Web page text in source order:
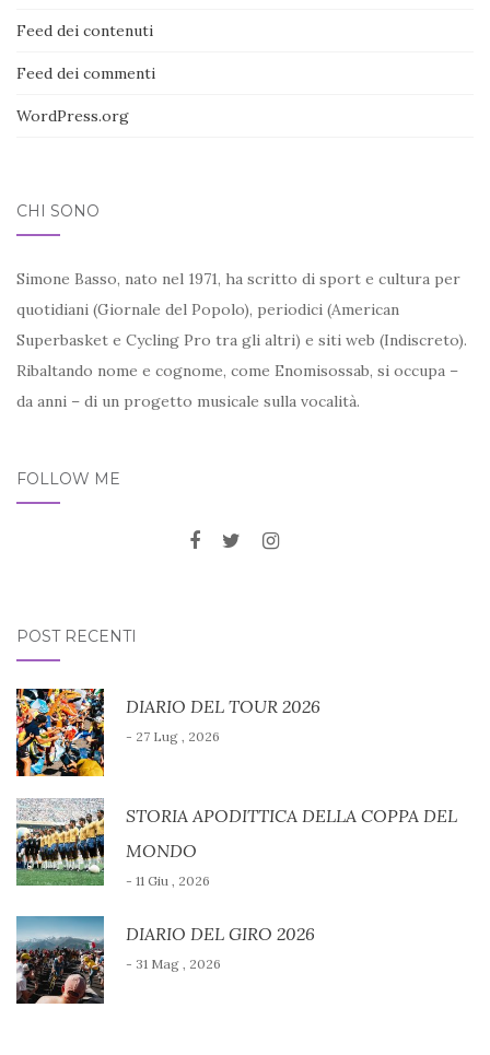
Feed dei contenuti
Feed dei commenti
WordPress.org
CHI SONO
Simone Basso, nato nel 1971, ha scritto di sport e cultura per
quotidiani (Giornale del Popolo), periodici (American
Superbasket e Cycling Pro tra gli altri) e siti web (Indiscreto).
Ribaltando nome e cognome, come Enomisossab, si occupa –
da anni – di un progetto musicale sulla vocalità.
FOLLOW ME
POST RECENTI
DIARIO DEL TOUR 2026
- 27 Lug , 2026
STORIA APODITTICA DELLA COPPA DEL
MONDO
- 11 Giu , 2026
DIARIO DEL GIRO 2026
- 31 Mag , 2026